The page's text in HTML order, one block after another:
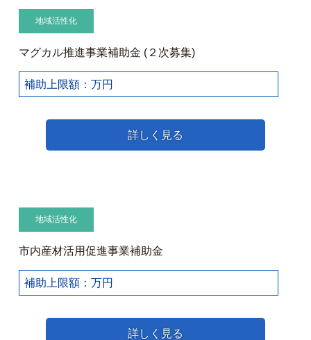
地域活性化
マグカル推進事業補助金 (２次募集)
補助上限額：万円
詳しく見る
地域活性化
市内産材活用促進事業補助金
補助上限額：万円
詳しく見る